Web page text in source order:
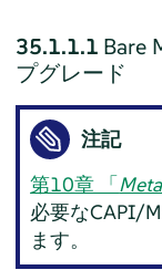
35.1.1.1 Bare
プグレード
注記
第10章 「
必要なCAPI/
ます。